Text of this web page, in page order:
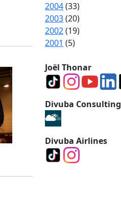
2004(33)
2003(20)
2002(19)
2001 (5)
Joël Thonar
Divuba Consulting
Divuba Airlines